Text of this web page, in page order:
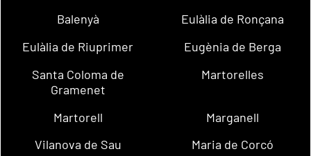
Balenyà
Eulàlia de Ronçana
Eulàlia de Riuprimer
Eugènia de Berga
Santa Coloma de
Gramenet
Martorelles
Martorell
Marganell
Vilanova de Sau
Maria de Corcó